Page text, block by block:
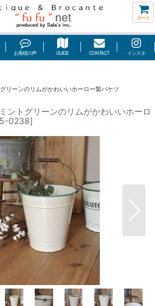
カート
お客様の声 GUIDE CONTACT インスタ
リーンのリムがかわいいホーロー製バケツ
ントグリーンのリムがかわいいホーロ
0238]